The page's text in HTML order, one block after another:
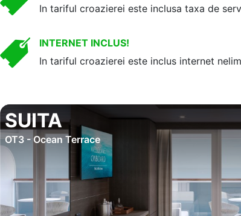
In tariful croazierei este inclusa taxa de
INTERNET INCLUS!
In tariful croazierei este inclus internet
SUITA
OT3 - Ocean Terrace